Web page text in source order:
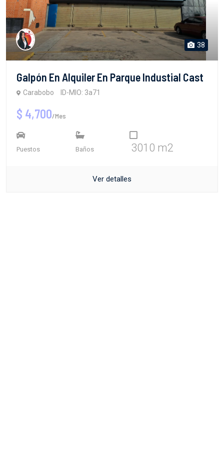
38
Galpón En Alquiler En Parque Industial Cast
Carabobo ID-MIO: 3a71
$ 4,700/Mes
Puestos Baños 3010 m2
Ver detalles